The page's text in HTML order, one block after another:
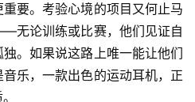
要。考验心境的项目又何止马
无论训练或比赛，他们见证自
。如果说这路上唯一能让他们
乐，一款出色的运动耳机，正